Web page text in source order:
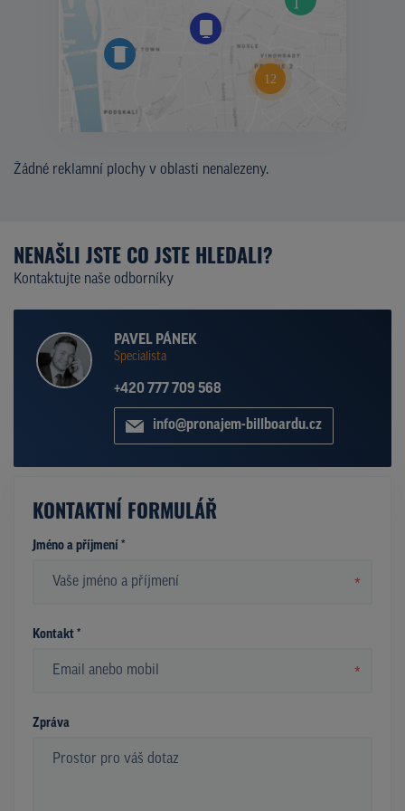
Žádné reklamní plochy v oblasti nenalezeny.
NENAŠLI JSTE CO JSTE HLEDALI?
Kontaktujte naše odborníky
PAVEL PÁNEK
Specialista
+420 777 709 568
info@pronajem-billboardu.cz
KONTAKTNÍ FORMULÁŘ
Jméno a příjmení *
*
Kontakt *
*
Zpráva